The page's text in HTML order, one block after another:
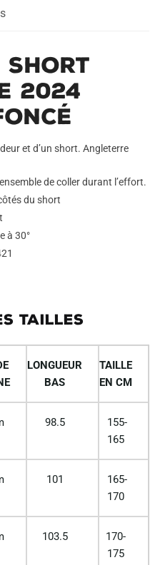
Short
2024
et d’un short. Angleterre
de coller durant l’effort.
du short
à 30°
TAILLES
LONGUEUR
BAS
TAILLE
EN CM
98.5
155-
165
101
165-
170
103.5
170-
175